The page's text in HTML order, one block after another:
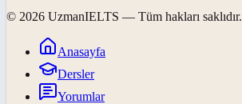
© 2026 UzmanIELTS — Tüm hakları saklıdır.
Anasayfa
Dersler
Yorumlar